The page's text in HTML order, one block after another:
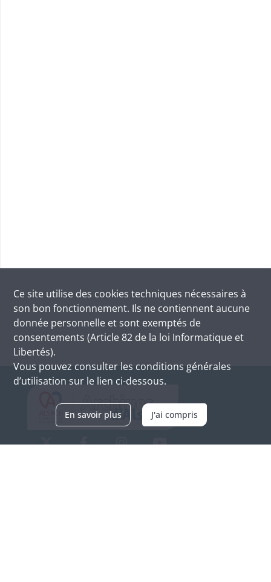
Ce site utilise des cookies techniques nécessaires à
son bon fonctionnement. Ils ne contiennent aucune
donnée personnelle et sont exemptés de
consentements (Article 82 de la loi Informatique et
Libertés).
Vous pouvez consulter les conditions générales
d’utilisation sur le lien ci-dessous.
En savoir plus J'ai compris